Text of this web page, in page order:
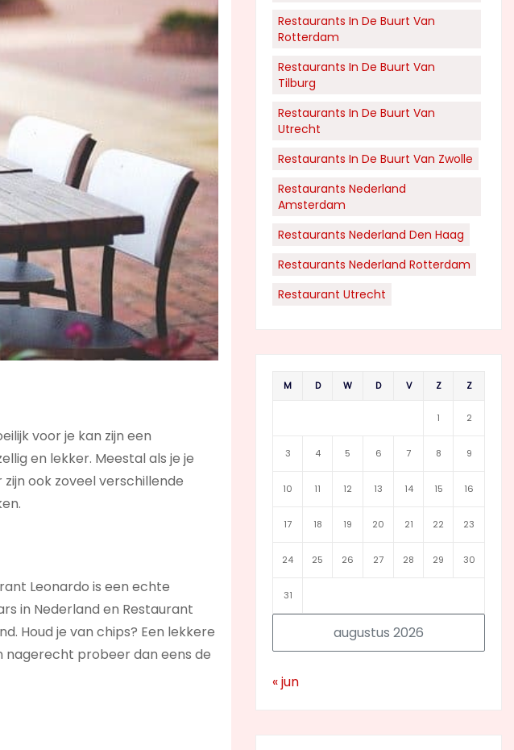
voor je kan zijn een
en lekker. Meestal als je je
ook zoveel verschillende
Leonardo is een echte
in Nederland en Restaurant
Houd je van chips? Een lekkere
nagerecht probeer dan eens de
Restaurants In De Buurt Van
Rotterdam
Restaurants In De Buurt Van
Tilburg
Restaurants In De Buurt Van
Utrecht
Restaurants In De Buurt Van Zwolle
Restaurants Nederland
Amsterdam
Restaurants Nederland Den Haag
Restaurants Nederland Rotterdam
Restaurant Utrecht
augustus 2026
M D W D V Z Z
1 2
3 4 5 6 7 8 9
10 11 12 13 14 15 16
17 18 19 20 21 22 23
24 25 26 27 28 29 30
31
« jun